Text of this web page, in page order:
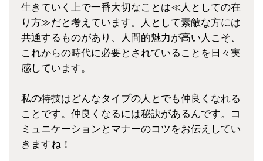
生きていく上で一番大切なことは≪人としての在
り方≫だと考えています。人として素敵な方には
共通するものがあり、人間的魅力が高い人こそ、
これからの時代に必要とされていることを日々実
感しています。
私の特技はどんなタイプの人とでも仲良くなれる
ことです。仲良くなるには秘訣があるんです。コ
ミュニケーションとマナーのコツをお伝えしてい
きますね！